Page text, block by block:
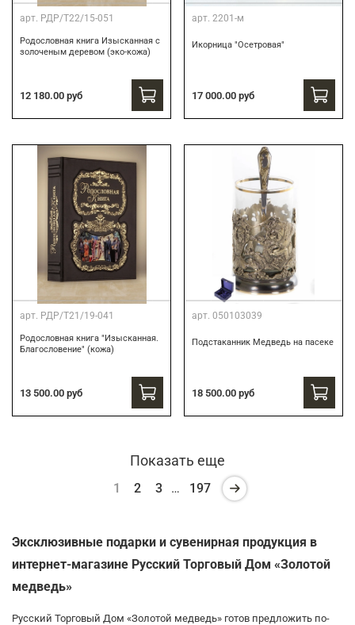
арт. РДР/Т22/15-051
Родословная книга Изысканная с
золоченым деревом (эко-кожа)
12 180.00 руб
арт. 2201-м
Икорница "Осетровая"
17 000.00 руб
арт. РДР/Т21/19-041
Родословная книга "Изысканная.
Благословение" (кожа)
13 500.00 руб
арт. 050103039
Подстаканник Медведь на пасеке
18 500.00 руб
Показать еще
1 2 3 … 197
Эксклюзивные подарки и сувенирная продукция в
интернет-магазине Русский Торговый Дом «Золотой
медведь»
Русский Торговый Дом «Золотой медведь» готов предложить по-